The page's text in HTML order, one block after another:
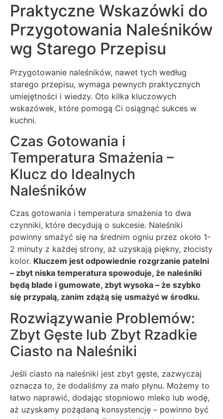
Praktyczne Wskazówki do
Przygotowania Naleśników
wg Starego Przepisu
Przygotowanie naleśników, nawet tych według
starego przepisu, wymaga pewnych praktycznych
umiejętności i wiedzy. Oto kilka kluczowych
wskazówek, które pomogą Ci osiągnąć sukces w
kuchni.
Czas Gotowania i
Temperatura Smażenia –
Klucz do Idealnych
Naleśników
Czas gotowania i temperatura smażenia to dwa
czynniki, które decydują o sukcesie. Naleśniki
powinny smażyć się na średnim ogniu przez około 1-
2 minuty z każdej strony, aż uzyskają piękny, złocisty
kolor. Kluczem jest odpowiednie rozgrzanie patelni
– zbyt niska temperatura spowoduje, że naleśniki
będą blade i gumowate, zbyt wysoka – że szybko
się przypalą, zanim zdążą się usmażyć w środku.
Rozwiązywanie Problemów:
Zbyt Gęste lub Zbyt Rzadkie
Ciasto na Naleśniki
Jeśli ciasto na naleśniki jest zbyt gęste, zazwyczaj
oznacza to, że dodaliśmy za mało płynu. Możemy to
łatwo naprawić, dodając stopniowo mleko lub wodę,
aż uzyskamy pożądaną konsystencję – powinno być